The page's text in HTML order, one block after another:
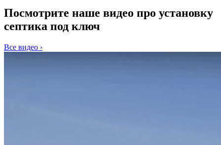
Посмотрите наше видео про установку
септика под ключ
Все видео ›